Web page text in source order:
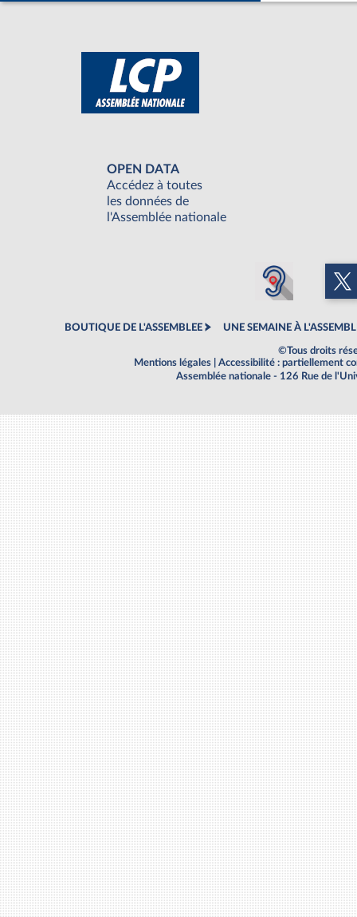
OPEN DATA
Accédez à toutes
les données de
l'Assemblée nationale
BOUTIQUE DE L'ASSEMBLEE UNE SEMAINE À
©Tous droits
Mentions légales
Accessibilité : partiellement
Assemblée nationale - 126 Rue de